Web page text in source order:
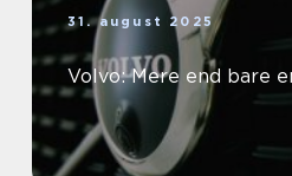
31. august 2025
Volvo: Mere end bare